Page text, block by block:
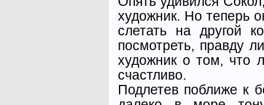
художник. Но теперь
слетать на другой
посмотреть, правду
художник о том, что
счастливо.
Подлетев поближе к